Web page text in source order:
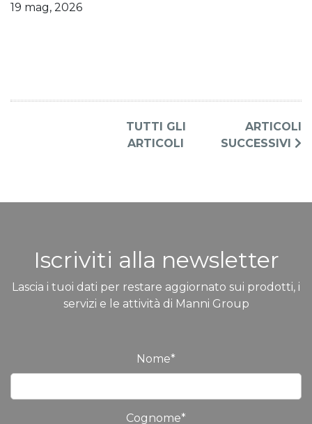
19 mag, 2026
TUTTI GLI
ARTICOLI
ARTICOLI
SUCCESSIVI
Iscriviti alla newsletter
Lascia i tuoi dati per restare aggiornato sui prodotti, i
servizi e le attività di Manni Group
Nome*
Cognome*